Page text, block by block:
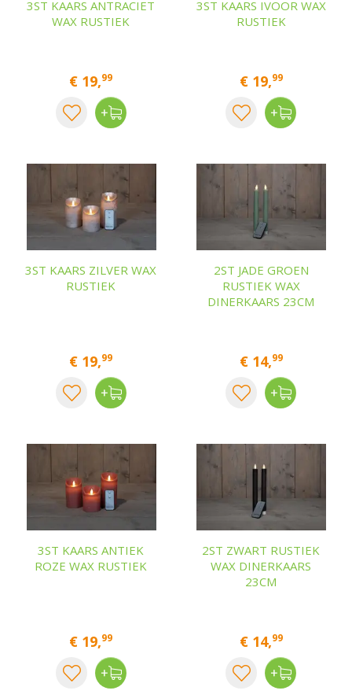
3ST KAARS ANTRACIET
WAX RUSTIEK
€ 19,99
3ST KAARS IVOOR WAX
RUSTIEK
€ 19,99
3ST KAARS ZILVER WAX
RUSTIEK
€ 19,99
2ST JADE GROEN
RUSTIEK WAX
DINERKAARS 23CM
€ 14,99
3ST KAARS ANTIEK
ROZE WAX RUSTIEK
€ 19,99
2ST ZWART RUSTIEK
WAX DINERKAARS
23CM
€ 14,99